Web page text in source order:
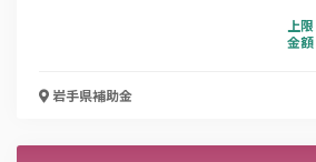
メールアドレス
上限
金額
岩手県補助金